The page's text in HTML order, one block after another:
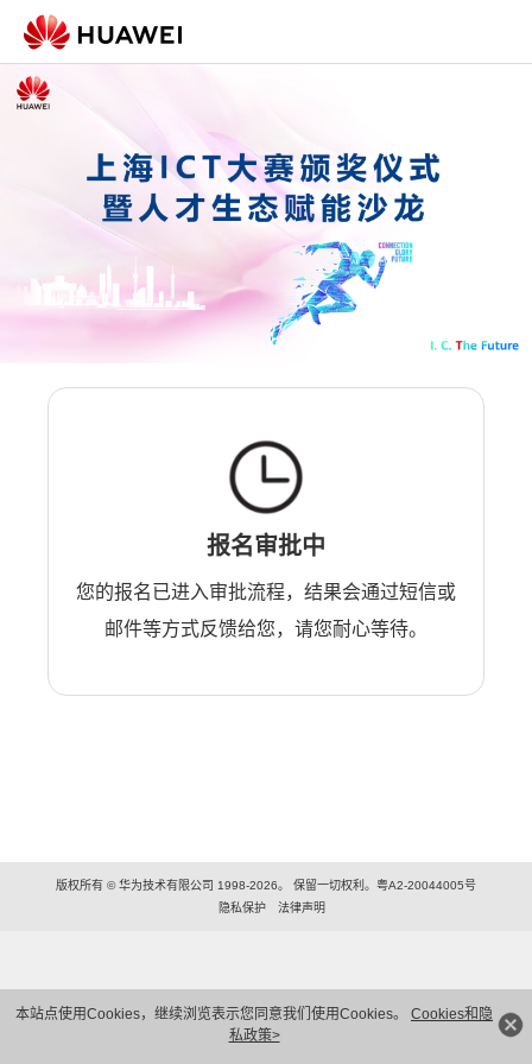
本站点使用Cookies，继续浏览表示您同意我们使用Cookies。 Cookies和隐
私政策>
报名审批中
您的报名已进入审批流程，结果会通过短信或
邮件等方式反馈给您，请您耐心等待。
版权所有 © 华为技术有限公司 1998-2026。 保留一切权利。粤A2-20044005号
隐私保护
法律声明